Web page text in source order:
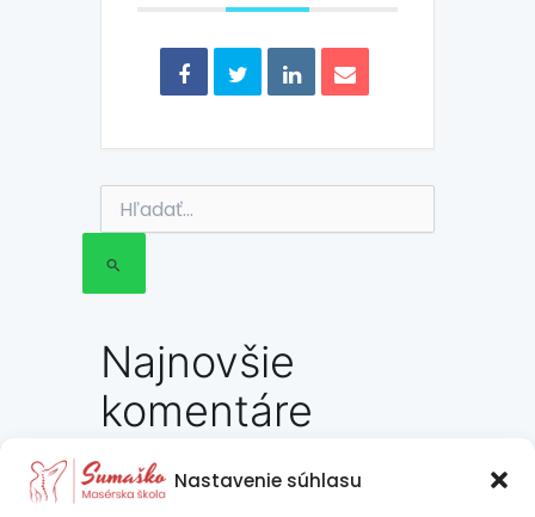
Nastavenie súhlasu
Vyhľadať:
Najnovšie
komentáre